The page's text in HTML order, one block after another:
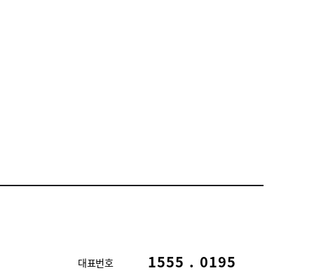
대표번호 1555 . 0195